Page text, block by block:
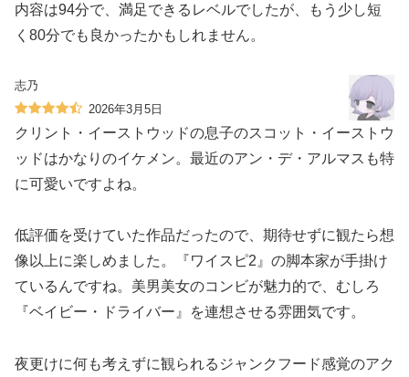
内容は94分で、満足できるレベルでしたが、もう少し短
く80分でも良かったかもしれません。
志乃
2026年3月5日
クリント・イーストウッドの息子のスコット・イーストウ
ッドはかなりのイケメン。最近のアン・デ・アルマスも特
に可愛いですよね。
低評価を受けていた作品だったので、期待せずに観たら想
像以上に楽しめました。『ワイスピ2』の脚本家が手掛け
ているんですね。美男美女のコンビが魅力的で、むしろ
『ベイビー・ドライバー』を連想させる雰囲気です。
夜更けに何も考えずに観られるジャンクフード感覚のアク